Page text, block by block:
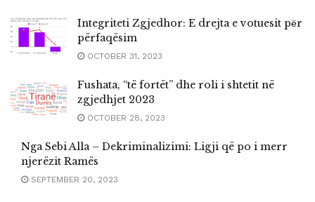
Integriteti Zgjedhor: E drejta e votuesit pёr
përfaqësim
OCTOBER 31, 2023
Fushata, “të fortët” dhe roli i shtetit në
zgjedhjet 2023
OCTOBER 28, 2023
Nga Sebi Alla – Dekriminalizimi: Ligji që po i merr
njerëzit Ramës
SEPTEMBER 20, 2023